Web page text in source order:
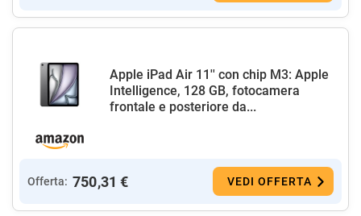
Apple iPad Air 11'' con chip M3: Apple
Intelligence, 128 GB, fotocamera
frontale e posteriore da...
Offerta: 750,31 € VEDI OFFERTA